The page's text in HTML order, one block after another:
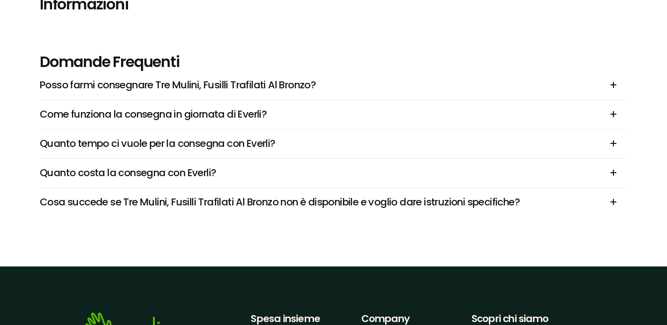
Informazioni
Domande Frequenti
Posso farmi consegnare Tre Mulini, Fusilli Trafilati Al Bronzo?
Come funziona la consegna in giornata di Everli?
Quanto tempo ci vuole per la consegna con Everli?
Quanto costa la consegna con Everli?
Cosa succede se Tre Mulini, Fusilli Trafilati Al Bronzo non è disponibile e voglio dare istruzioni specifiche?
Spesa insieme Company Scopri chi siamo